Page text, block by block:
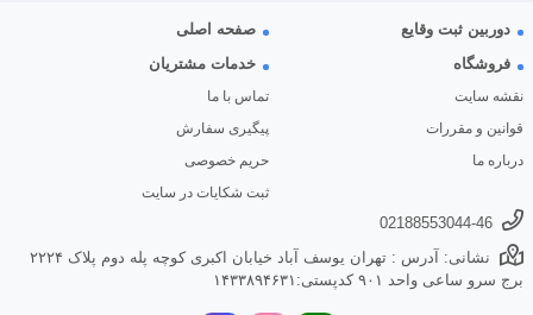
دوربین ثبت وقایع
صفحه اصلی
فروشگاه
نقشه سایت
قوانین و مقررات
درباره ما
خدمات مشتریان
تماس با ما
پیگیری سفارش
حریم خصوصی
ثبت شکایات در سایت
02188553044-46
نشانی: آدرس : تهران یوسف آباد خیابان اکبری کوچه پله دوم پلاک ۲۲۲۴
برج سرو ساعی واحد ۹۰۱ کدپستی:۱۴۳۳۸۹۴۶۳۱